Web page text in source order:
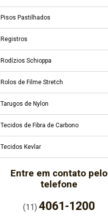
Pisos Pastilhados
Registros
Rodízios Schioppa
Rolos de Filme Stretch
Tarugos de Nylon
Tecidos de Fibra de Carbono
Tecidos Kevlar
Entre em contato pelo
telefone
(11)4061-1200